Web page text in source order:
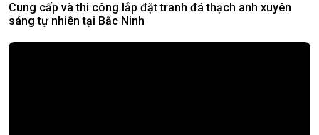
Cung cấp và thi công lắp đặt tranh đá thạch anh xuyên
sáng tự nhiên tại Bắc Ninh